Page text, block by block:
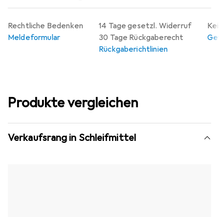
14 Tage gesetzl. Widerruf
30 Tage Rückgaberecht
Rückgaberichtlinien
Rechtliche Bedenken
Meldeformular
Produkte vergleichen
Verkaufsrang in Schleifmittel